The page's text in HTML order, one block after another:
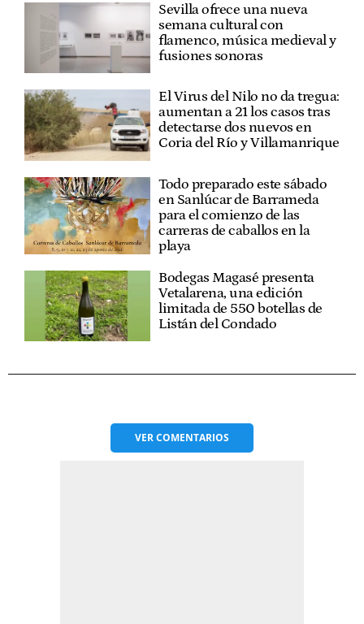
Sevilla ofrece una nueva
semana cultural con
flamenco, música medieval y
fusiones sonoras
El Virus del Nilo no da tregua:
aumentan a 21 los casos tras
detectarse dos nuevos en
Coria del Río y Villamanrique
Todo preparado este sábado
en Sanlúcar de Barrameda
para el comienzo de las
carreras de caballos en la
playa
Bodegas Magasé presenta
Vetalarena, una edición
limitada de 550 botellas de
Listán del Condado
VERCOMENTARIOS